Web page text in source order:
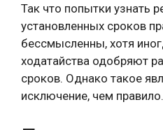
Так что попытки узнать
установленных сроков
бессмысленны, хотя
ходатайства одобряют
сроков. Однако такое
исключение, чем правило.